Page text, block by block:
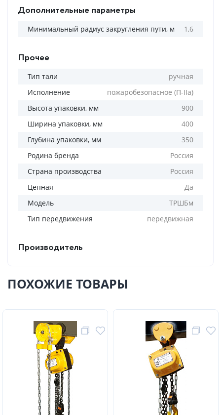
Дополнительные параметры
Минимальный радиус закругления пути, м 1,6
Прочее
Тип тали
ручная
Исполнение
пожаробезопасное (П-IIa)
Высота упаковки, мм
900
Ширина упаковки, мм
400
Глубина упаковки, мм
350
Родина бренда
Россия
Страна производства
Россия
Цепная
Да
Модель
ТРШБм
Тип передвижения
передвижная
Производитель
ПОХОЖИЕ ТОВАРЫ